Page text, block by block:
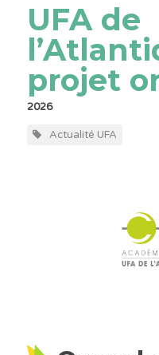
UFA de
projet
2026
Actualité UFA